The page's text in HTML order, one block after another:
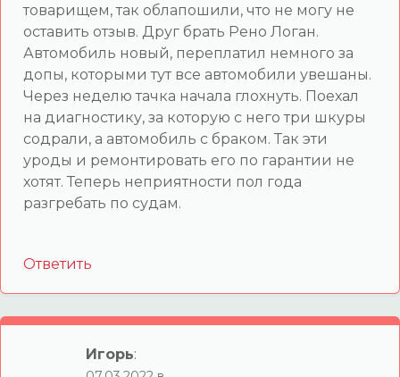
товарищем, так облапошили, что не могу не
оставить отзыв. Друг брать Рено Логан.
Автомобиль новый, переплатил немного за
допы, которыми тут все автомобили увешаны.
Через неделю тачка начала глохнуть. Поехал
на диагностику, за которую с него три шкуры
содрали, а автомобиль с браком. Так эти
уроды и ремонтировать его по гарантии не
хотят. Теперь неприятности пол года
разгребать по судам.
Ответить
Игорь: